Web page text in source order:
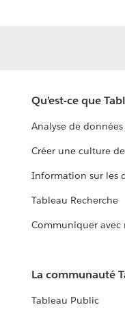
Qu’est-ce que
Analyse de
Créer une culture
Information sur les
Tableau Recherche
Communiquer avec
La communauté
Tableau Public